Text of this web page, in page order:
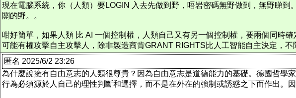
現在電腦系統，你（人類）要LOGIN 入去先做到野，唔岩密碼無野做到，無野睇
關的野。。
咁好簡單，如果人類 比 AI 一個控制權，人類自己又有另一個控制權，要兩個同時
可能有權攻擊自主攻擊人，除非製造商肯GRANT RIGHTS比人工智能自主決定，不
匿名 2025/6/2 23:26
為什麼說擁有自由意志的人類很尊貴？因為自由意志是道德能力的基礎。德國哲
行為必須源於人自己的理性判斷和選擇，而不是在外在的強制或誘惑之下而作出。